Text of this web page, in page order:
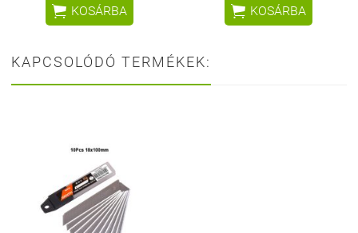
 KOSÁRBA  KOSÁRBA
KAPCSOLÓDÓ TERMÉKEK: